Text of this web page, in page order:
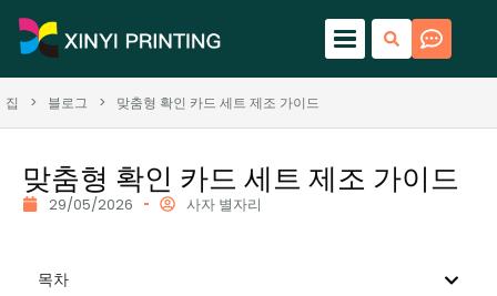
집 > 블로그 > 맞춤형 확인 카드 세트 제조 가이드
맞춤형 확인 카드 세트 제조 가이드
29/05/2026 사자 별자리
목차